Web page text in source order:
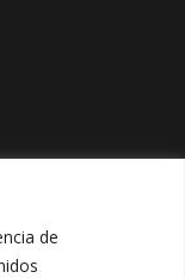
de